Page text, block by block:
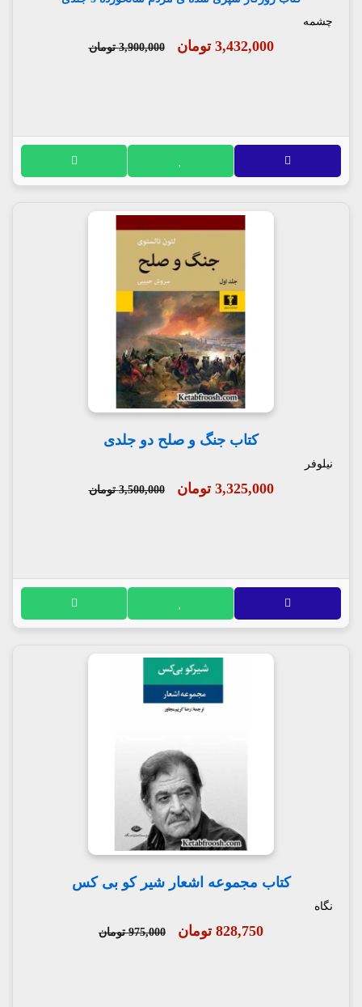
چشمه
3,432,000 تومان 3,900,000 تومان
کتاب جنگ و صلح دو جلدی
نیلوفر
3,325,000 تومان 3,500,000 تومان
کتاب مجموعه اشعار شیر کو بی کس
نگاه
828,750 تومان 975,000 تومان